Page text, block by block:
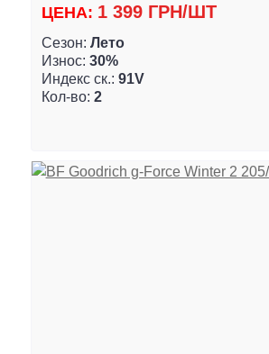
ЦЕНА: 1 399 ГРН/ШТ
Сезон: Лето
Износ: 30%
Индекс ск.: 91V
Кол-во: 2